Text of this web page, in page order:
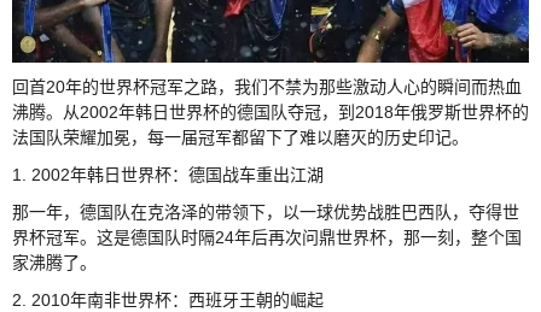
回首20年的世界杯冠军之路，我们不禁为那些激动人心的瞬间而热血
沸腾。从2002年韩日世界杯的德国队夺冠，到2018年俄罗斯世界杯的
法国队荣耀加冕，每一届冠军都留下了难以磨灭的历史印记。
1. 2002年韩日世界杯：德国战车重出江湖
那一年，德国队在克洛泽的带领下，以一球优势战胜巴西队，夺得世
界杯冠军。这是德国队时隔24年后再次问鼎世界杯，那一刻，整个国
家沸腾了。
2. 2010年南非世界杯：西班牙王朝的崛起